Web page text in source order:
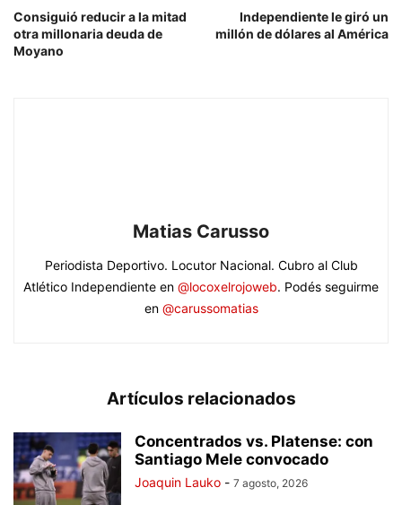
Consiguió reducir a la mitad
otra millonaria deuda de
Moyano
Independiente le giró un
millón de dólares al América
Matias Carusso
Periodista Deportivo. Locutor Nacional. Cubro al Club
Atlético Independiente en @locoxelrojoweb. Podés seguirme
en @carussomatias
Artículos relacionados
Concentrados vs. Platense: con
Santiago Mele convocado
Joaquin Lauko - 7 agosto, 2026